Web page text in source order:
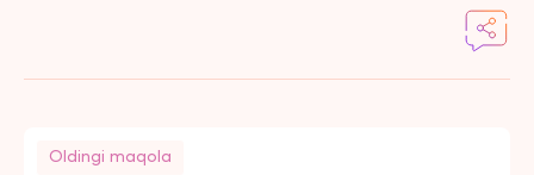
Oldingi maqola